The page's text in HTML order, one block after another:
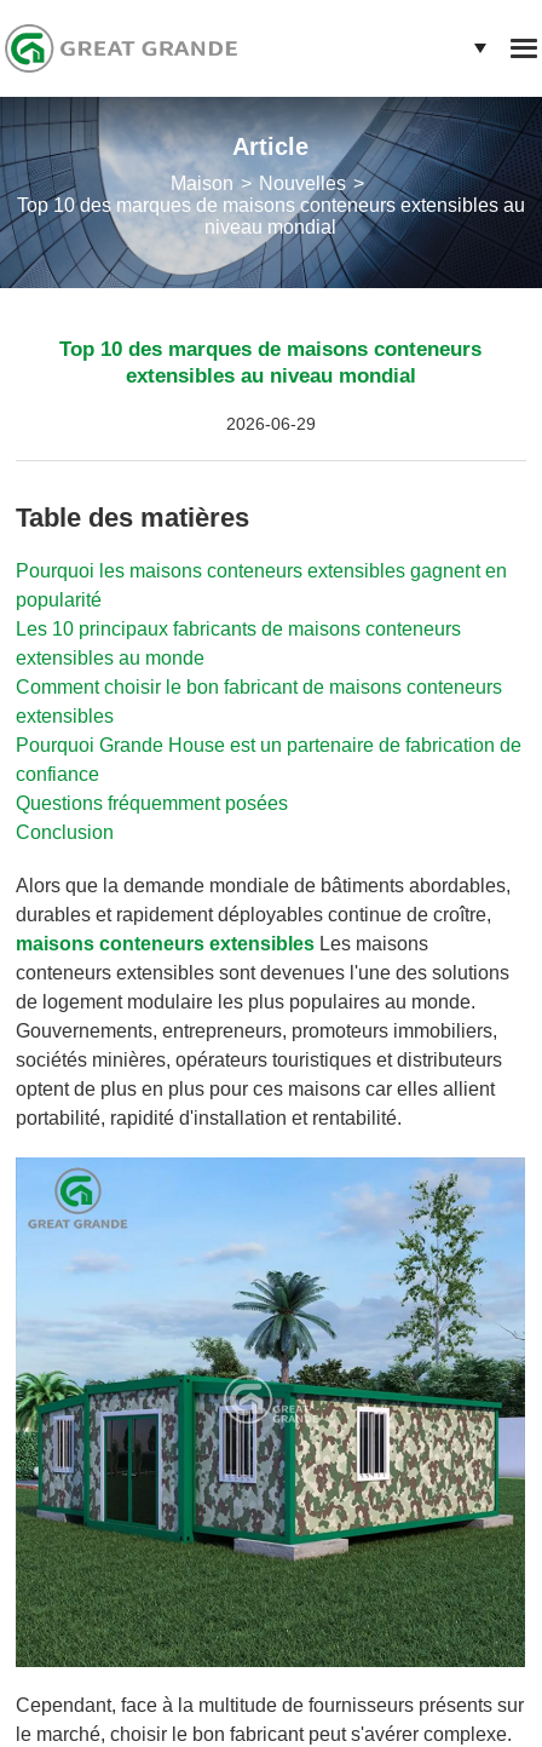
Article
Maison
Nouvelles
Top 10 des marques de maisons conteneurs extensibles au
niveau mondial
Top 10 des marques de maisons conteneurs
extensibles au niveau mondial
2026-06-29
Table des matières
Pourquoi les maisons conteneurs extensibles gagnent en
popularité
Les 10 principaux fabricants de maisons conteneurs
extensibles au monde
Comment choisir le bon fabricant de maisons conteneurs
extensibles
Pourquoi Grande House est un partenaire de fabrication de
confiance
Questions fréquemment posées
Conclusion
Alors que la demande mondiale de bâtiments abordables,
durables et rapidement déployables continue de croître,
maisons conteneurs extensibles Les maisons
conteneurs extensibles sont devenues l'une des solutions
de logement modulaire les plus populaires au monde.
Gouvernements, entrepreneurs, promoteurs immobiliers,
sociétés minières, opérateurs touristiques et distributeurs
optent de plus en plus pour ces maisons car elles allient
portabilité, rapidité d'installation et rentabilité.
Cependant, face à la multitude de fournisseurs présents sur
le marché, choisir le bon fabricant peut s'avérer complexe.